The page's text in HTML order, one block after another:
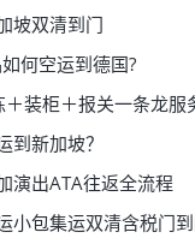
坡双清到门
何空运到德国?
装柜＋报关一条龙服
新加坡？
演出ATA往返全流程
小包集运双清含税门